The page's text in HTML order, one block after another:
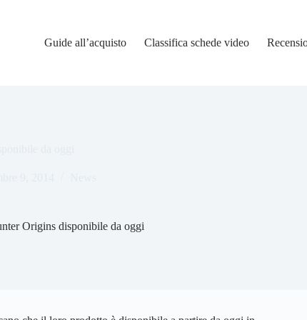
Guide all’acquisto
Classifica schede video
Origins disponibile da oggi